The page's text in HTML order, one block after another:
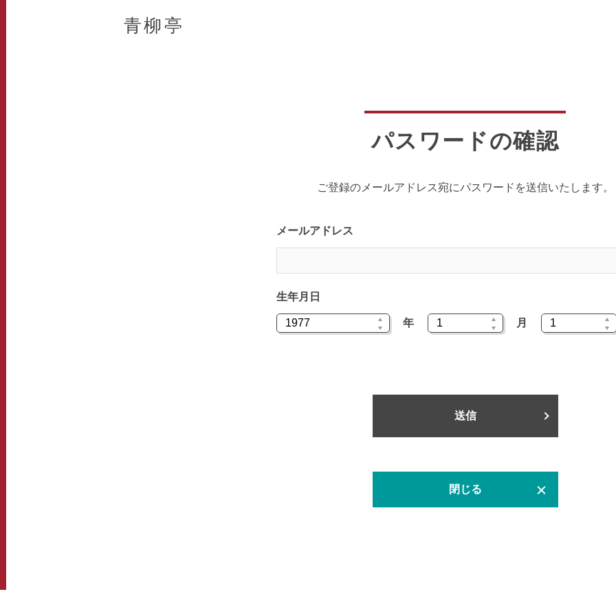
青柳亭
パスワードの確認
ご登録のメールアドレス宛にパスワードを送信いたします。
メールアドレス
生年月日
年 月
送信